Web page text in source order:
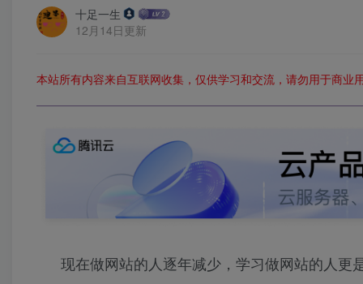
十足一生
12月14日更新
本站所有内容来自互联网收集，仅供学习和交流，请勿用于商
现在做网站的人逐年减少，学习做网站的人